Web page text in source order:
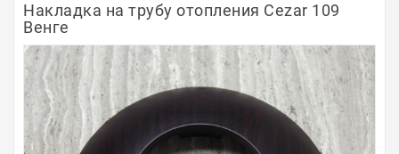
Полосы из металла
Плинтуса
Профили для стекла и SPC
Обводы для труб
Накладка на трубу отопления Cezar 109
Венге